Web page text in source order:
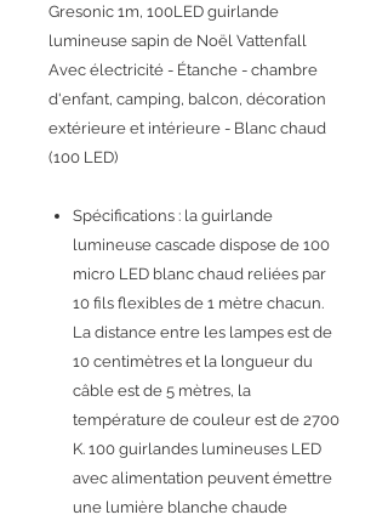
Gresonic 1m, 100LED guirlande
lumineuse sapin de Noël Vattenfall
Avec électricité - Étanche - chambre
d'enfant, camping, balcon, décoration
extérieure et intérieure - Blanc chaud
(100 LED)
Spécifications : la guirlande
lumineuse cascade dispose de 100
micro LED blanc chaud reliées par
10 fils flexibles de 1 mètre chacun.
La distance entre les lampes est de
10 centimètres et la longueur du
câble est de 5 mètres, la
température de couleur est de 2700
K. 100 guirlandes lumineuses LED
avec alimentation peuvent émettre
une lumière blanche chaude